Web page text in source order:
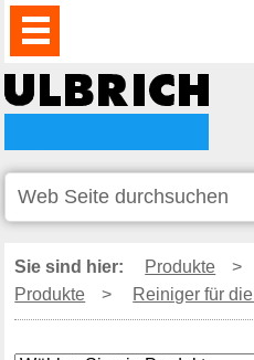
PRODUKTE
AKTUELLES
DOWNLOAD
VIDEO
PARTNER
UNTERNEHMEN
KONTAKTE
Sie sind hier: Produkte >
Produkte
> Reiniger für